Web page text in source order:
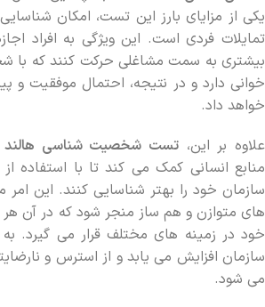
یکی از مزایای بارز این تست، امکان
تمایلات فردی است. این ویژگی به افراد
بیشتری به سمت مشاغلی حرکت کنند که با
خوانی دارد و در نتیجه، احتمال موفقیت و
خواهد داد.
علاوه بر این،تست شخصیت شناسی هالند
منابع انسانی کمک می‌ کند تا با استفاده از
سازمان خود را بهتر شناسایی کنند. این
های متوازن و هم‌ ساز منجر شود که در آن
خود در زمینه ‌های مختلف قرار می‌ گیرد. به
سازمان افزایش می ‌یابد و از استرس و
می ‌شود.